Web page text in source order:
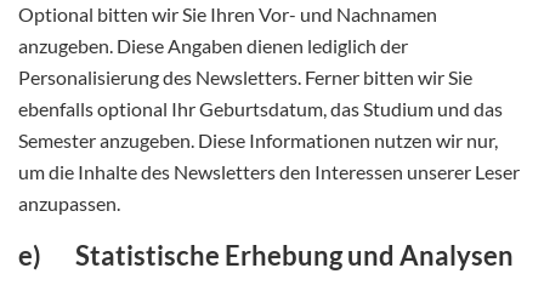
Optional bitten wir Sie Ihren Vor- und Nachnamen
anzugeben. Diese Angaben dienen lediglich der
Personalisierung des Newsletters. Ferner bitten wir Sie
ebenfalls optional Ihr Geburtsdatum, das Studium und das
Semester anzugeben. Diese Informationen nutzen wir nur,
um die Inhalte des Newsletters den Interessen unserer Leser
anzupassen.
e) Statistische Erhebung und Analysen